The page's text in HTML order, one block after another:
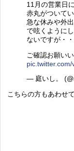
11月の営業日
赤丸がついて
急な休みや外
で呟くように
ないですが・・
ご確認お願い
— 庭いし。
こちらの方もあわせ